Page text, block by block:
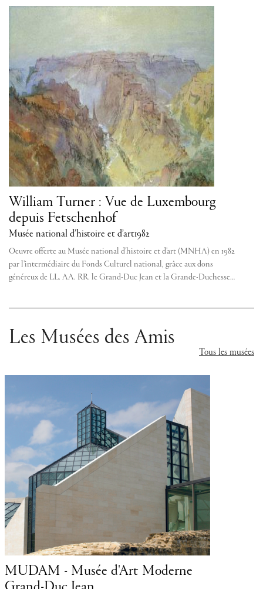
William Turner : Vue de Luxembourg
depuis Fetschenhof
Musée national d’histoire et d’art1982
Oeuvre offerte au Musée national d'histoire et d'art (MNHA) en 1982
par l'intermédiaire du Fonds Culturel national, grâce aux dons
généreux de LL. AA. RR. le Grand-Duc Jean et la Grande-Duchesse…
Les Musées des Amis
Lëtzebuerg City Museum
Jean
Tous les musées